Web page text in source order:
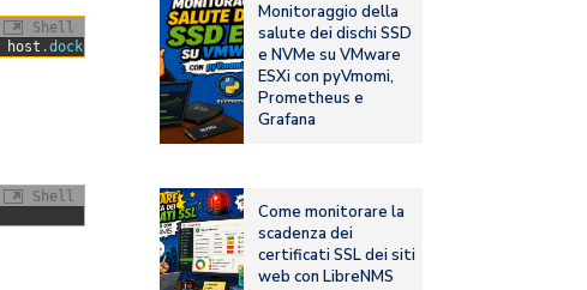
Shell
host .docker .internal:host-gatewayports - 8090
Shell
Monitoraggio della
salute dei dischi SSD
e NVMe su VMware
ESXi con pyVmomi,
Prometheus e
Grafana
Come monitorare la
scadenza dei
certificati SSL dei siti
web con LibreNMS